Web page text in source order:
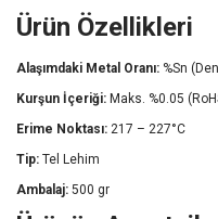
Ürün Özellikleri
Alaşımdaki Metal Oranı: %Sn
Kurşun İçeriği: Maks. %0.05
Erime Noktası: 217 – 227°C
Tip: Tel Lehim
Ambalaj: 500 gr